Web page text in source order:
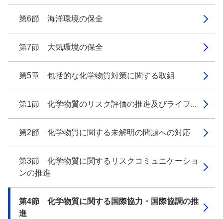
第6節 海洋環境の保全
第7節 大気環境の保全
第5章 包括的な化学物質対策に関する取組
第1節 化学物質のリスク評価の推進及びライフ...
第2節 化学物質に関する未解明の問題への対応
第3節 化学物質に関するリスクコミュニケーショ
ンの推進
第4節 化学物質に関する国際協力・国際協調の推
進